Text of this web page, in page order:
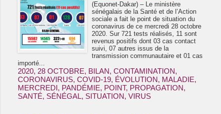
(Equonet-Dakar) – Le ministère
sénégalais de la Santé et de l’Action
sociale a fait le point de situation du
coronavirus de ce mercredi 28 octobre
2020. Sur 721 tests réalisés, 11 sont
revenus positifs dont 03 cas contact
suivi, 07 autres issus de la
transmission communautaire et 01 cas
importé...
2020, 28 OCTOBRE, BILAN, CONTAMINATION,
CORONAVIRUS, COVID-19, ÉVOLUTION, MALADIE,
MERCREDI, PANDÉMIE, POINT, PROPAGATION,
SANTÉ, SÉNÉGAL, SITUATION, VIRUS